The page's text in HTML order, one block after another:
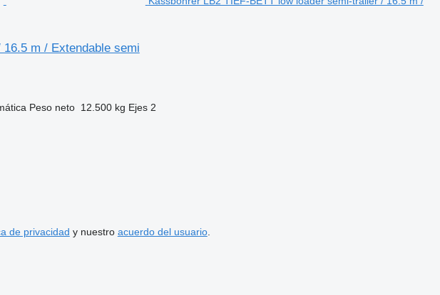
m / Extendable semi
Peso neto 12.500 kg Ejes 2
de privacidad y nuestro acuerdo del usuario.